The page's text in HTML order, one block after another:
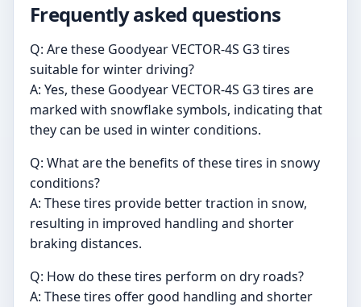
Frequently asked questions
Q: Are these Goodyear VECTOR-4S G3 tires
suitable for winter driving?
A: Yes, these Goodyear VECTOR-4S G3 tires are
marked with snowflake symbols, indicating that
they can be used in winter conditions.
Q: What are the benefits of these tires in snowy
conditions?
A: These tires provide better traction in snow,
resulting in improved handling and shorter
braking distances.
Q: How do these tires perform on dry roads?
A: These tires offer good handling and shorter